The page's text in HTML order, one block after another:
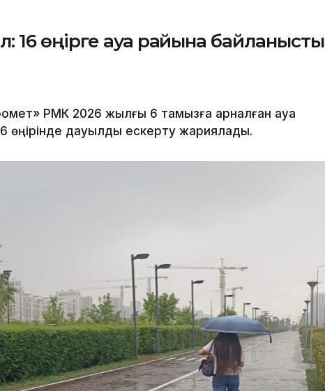
16 өңірге ауа райына байланысты
РМК 2026 жылғы 6 тамызға арналған ауа
өңірінде дауылды ескерту жариялады.